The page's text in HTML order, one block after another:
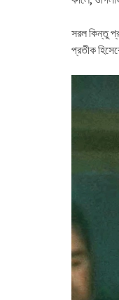
সরল কিন্তু
প্রতীক